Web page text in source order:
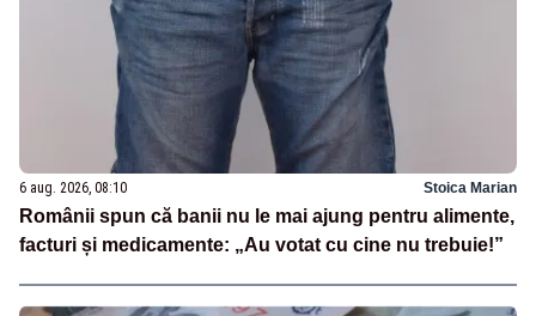
6 aug. 2026, 08:10 Stoica Marian
Românii spun că banii nu le mai ajung pentru alimente,
facturi și medicamente: „Au votat cu cine nu trebuie!”